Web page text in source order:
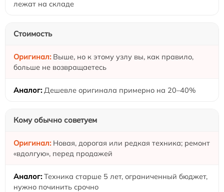
лежат на складе
Стоимость
Выше, но к этому узлу вы, как правило,
больше не возвращаетесь
Дешевле оригинала примерно на 20–40%
Кому обычно советуем
Новая, дорогая или редкая техника; ремонт
«вдолгую», перед продажей
Техника старше 5 лет, ограниченный бюджет,
нужно починить срочно